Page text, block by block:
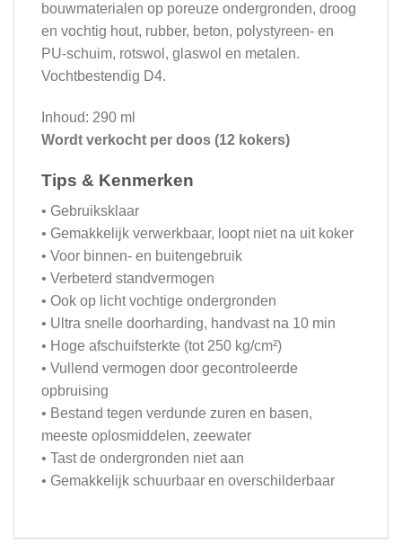
bouwmaterialen op poreuze ondergronden, droog
en vochtig hout, rubber, beton, polystyreen- en
PU-schuim, rotswol, glaswol en metalen.
Vochtbestendig D4.
Inhoud: 290 ml
Wordt verkocht per doos (12 kokers)
Tips & Kenmerken
• Gebruiksklaar
• Gemakkelijk verwerkbaar, loopt niet na uit koker
• Voor binnen- en buitengebruik
• Verbeterd standvermogen
• Ook op licht vochtige ondergronden
• Ultra snelle doorharding, handvast na 10 min
• Hoge afschuifsterkte (tot 250 kg/cm²)
• Vullend vermogen door gecontroleerde
opbruising
• Bestand tegen verdunde zuren en basen,
meeste oplosmiddelen, zeewater
• Tast de ondergronden niet aan
• Gemakkelijk schuurbaar en overschilderbaar